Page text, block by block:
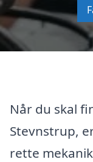
Når du skal
Stevnstrup,
rette